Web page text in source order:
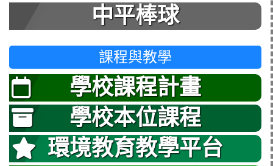
中平棒球
課程與教學
學校課程計畫
學校本位課程
環境教育教學平台